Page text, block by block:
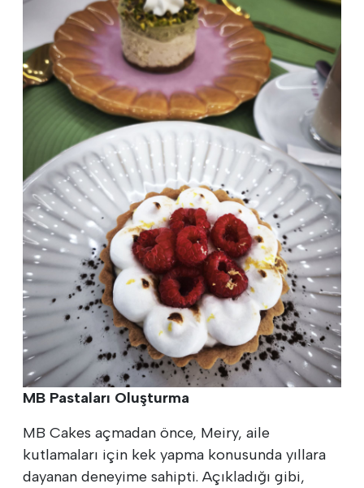
MB Pastaları Oluşturma
MB Cakes açmadan önce, Meiry, aile
kutlamaları için kek yapma konusunda yıllara
dayanan deneyime sahipti. Açıkladığı gibi,